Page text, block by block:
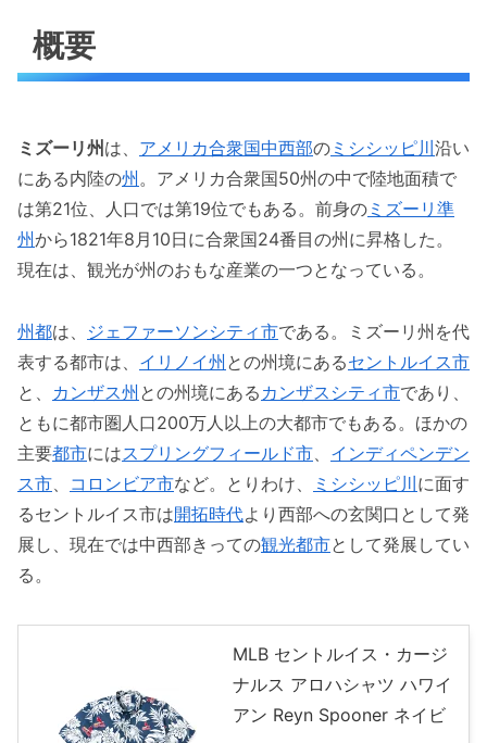
概要
ミズーリ州は、 アメリカ合衆国中西部の ミシシッピ川沿い
にある内陸の州 。アメリカ合衆国50州の中で陸地面積で
は第21位、人口では第19位でもある。前身の ミズーリ準
州から1821年8月10日に合衆国24番目の州に昇格した。
現在は、観光が州のおもな産業の一つとなっている。
州都は、 ジェファーソンシティ市である。ミズーリ州を代
表する都市は、 イリノイ州 との州境にあるセントルイス市
と、 カンザス州 との州境にある カンザスシティ市であり、
ともに都市圏人口200万人以上の大都市でもある。ほかの
主要都市にはスプリングフィールド市
インディペンデン
ス市
コロンビア市など。とりわけ、 ミシシッピ川に面す
るセントルイス市は開拓時代より西部への玄関口として発
展し、現在では中西部きっての観光都市として発展してい
る。
MLB セントルイス・カージ
ナルス アロハシャツ ハワイ
アン Reyn Spooner ネイビ